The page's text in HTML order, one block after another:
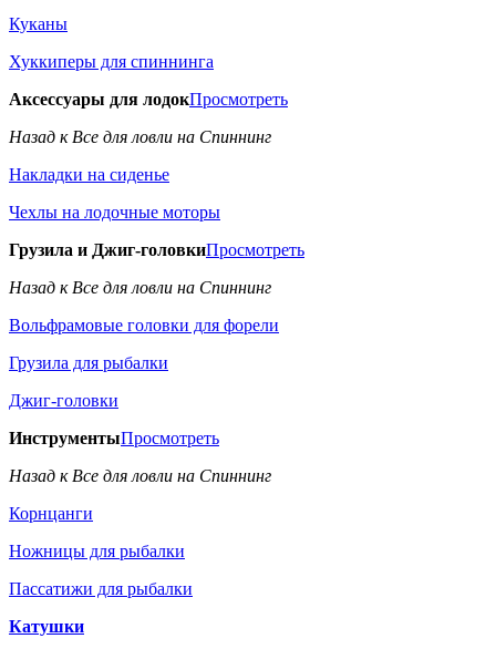
Куканы
Хуккиперы для спиннинга
Аксессуары для лодокПросмотреть
Назад к Все для ловли на Спиннинг
Накладки на сиденье
Чехлы на лодочные моторы
Грузила и Джиг-головкиПросмотреть
Назад к Все для ловли на Спиннинг
Вольфрамовые головки для форели
Грузила для рыбалки
Джиг-головки
ИнструментыПросмотреть
Назад к Все для ловли на Спиннинг
Корнцанги
Ножницы для рыбалки
Пассатижи для рыбалки
Катушки